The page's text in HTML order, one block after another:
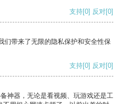
支持[0] 反对[0]
们带来了无限的隐私保护和安全性保
支持[0] 反对[0]
神器，无论是看视频、玩游戏还是工